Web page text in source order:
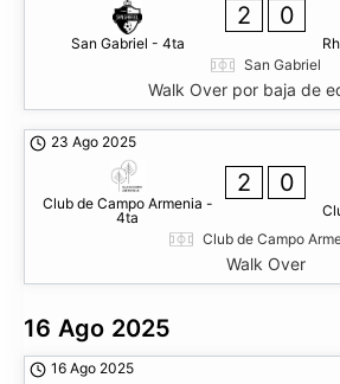
San Gabriel - 4ta
2 0
San Gabriel
Walk Over por baja de
23 Ago 2025
Club de Campo Armenia -
4ta
2 0
Club de Campo
Walk Over
16 Ago 2025
16 Ago 2025